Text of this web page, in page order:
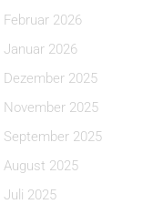
Februar 2026
Januar 2026
Dezember 2025
November 2025
September 2025
August 2025
Juli 2025